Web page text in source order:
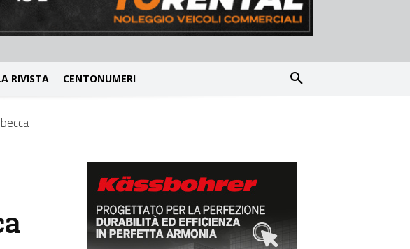
RIVISTA CENTONUMERI